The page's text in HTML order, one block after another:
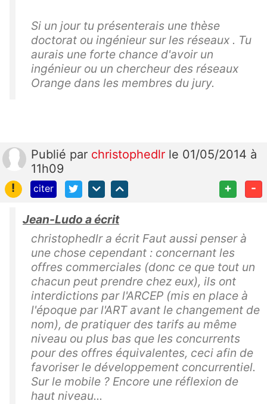
Si un jour tu présenterais une thèse
doctorat ou ingénieur sur les réseaux . Tu
aurais une forte chance d'avoir un
ingénieur ou un chercheur des réseaux
Orange dans les membres du jury.
Publié par christophedlr le 01/05/2014 à
11h09
!
citer + -
Jean-Ludo a écrit
christophedlr a écrit Faut aussi penser à
une chose cependant : concernant les
offres commerciales (donc ce que tout un
chacun peut prendre chez eux), ils ont
interdictions par l'ARCEP (mis en place à
l'époque par l'ART avant le changement de
nom), de pratiquer des tarifs au même
niveau ou plus bas que les concurrents
pour des offres équivalentes, ceci afin de
favoriser le développement concurrentiel.
Sur le mobile ? Encore une réflexion de
haut niveau...